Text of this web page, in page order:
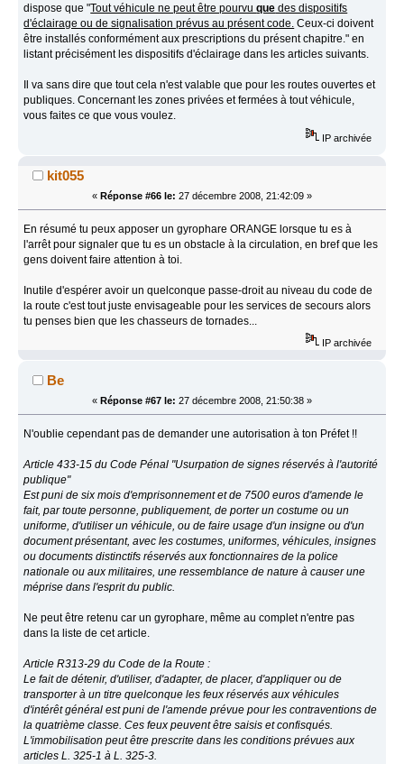
dispose que "Tout véhicule ne peut être pourvuque des dispositifs
d'éclairage ou de signalisation prévus au présent code. Ceux-ci doivent
être installés conformément aux prescriptions du présent chapitre." en
listant précisément les dispositifs d'éclairage dans les articles suivants.
Il va sans dire que tout cela n'est valable que pour les routes ouvertes et
publiques. Concernant les zones privées et fermées à tout véhicule,
vous faites ce que vous voulez.
IP archivée
kit055
« Réponse #66 le: 27 décembre 2008, 21:42:09 »
En résumé tu peux apposer un gyrophare ORANGE lorsque tu es à
l'arrêt pour signaler que tu es un obstacle à la circulation, en bref que les
gens doivent faire attention à toi.
Inutile d'espérer avoir un quelconque passe-droit au niveau du code de
la route c'est tout juste envisageable pour les services de secours alors
tu penses bien que les chasseurs de tornades...
IP archivée
Be
« Réponse #67 le: 27 décembre 2008, 21:50:38 »
N'oublie cependant pas de demander une autorisation à ton Préfet !!
Article 433-15 du Code Pénal "Usurpation de signes réservés à l'autorité
publique"
Est puni de six mois d'emprisonnement et de 7500 euros d'amende le
fait, par toute personne, publiquement, de porter un costume ou un
uniforme, d'utiliser un véhicule, ou de faire usage d'un insigne ou d'un
document présentant, avec les costumes, uniformes, véhicules, insignes
ou documents distinctifs réservés aux fonctionnaires de la police
nationale ou aux militaires, une ressemblance de nature à causer une
méprise dans l'esprit du public.
Ne peut être retenu car un gyrophare, même au complet n'entre pas
dans la liste de cet article.
Article R313-29 du Code de la Route :
Le fait de détenir, d'utiliser, d'adapter, de placer, d'appliquer ou de
transporter à un titre quelconque les feux réservés aux véhicules
d'intérêt général est puni de l'amende prévue pour les contraventions de
la quatrième classe. Ces feux peuvent être saisis et confisqués.
L'immobilisation peut être prescrite dans les conditions prévues aux
articles L. 325-1 à L. 325-3.